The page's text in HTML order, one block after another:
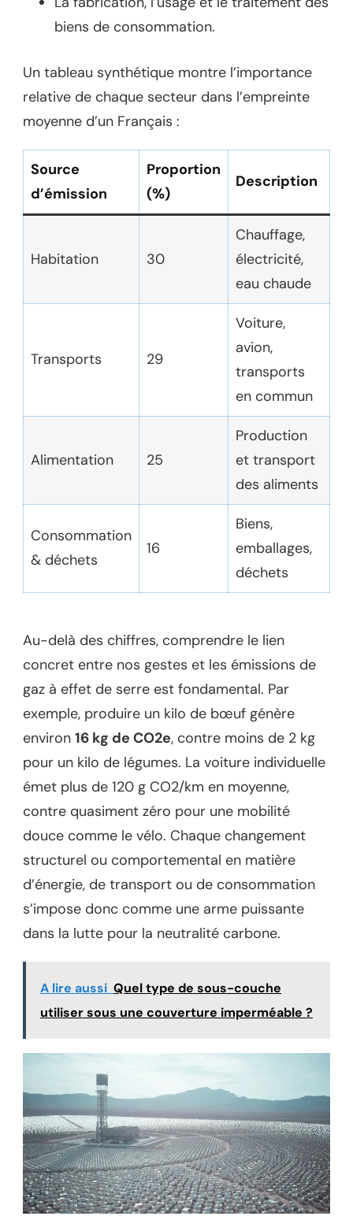
biens de consommation.
Un tableau synthétique montre l’importance
relative de chaque secteur dans l’empreinte
moyenne d’un Français :
Source
d’émission
Proportion
(%)
Description
Habitation 30
Chauffage,
électricité,
eau chaude
Transports 29
Voiture,
avion,
transports
en commun
Alimentation 25
Production
et transport
des aliments
Consommation
& déchets
16
Biens,
emballages,
déchets
Au-delà des chiffres, comprendre le lien
concret entre nos gestes et les émissions de
gaz à effet de serre est fondamental. Par
exemple, produire un kilo de bœuf génère
environ 16 kg de CO2e, contre moins de 2 kg
pour un kilo de légumes. La voiture individuelle
émet plus de 120 g CO2/km en moyenne,
contre quasiment zéro pour une mobilité
douce comme le vélo. Chaque changement
structurel ou comportemental en matière
d’énergie, de transport ou de consommation
s’impose donc comme une arme puissante
dans la lutte pour la neutralité carbone.
A lire aussi Quel type de sous-couche
utiliser sous une couverture imperméable ?